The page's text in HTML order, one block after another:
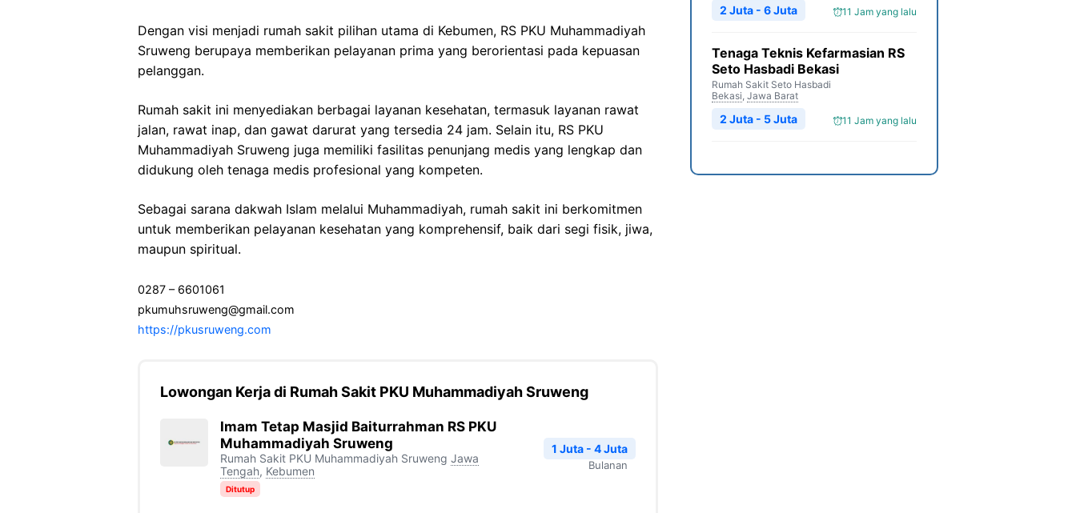
Dengan visi menjadi rumah sakit pilihan utama di Kebumen, RS PKU Muhammadiyah
Sruweng berupaya memberikan pelayanan prima yang berorientasi pada kepuasan
pelanggan.
Rumah sakit ini menyediakan berbagai layanan kesehatan, termasuk layanan rawat
jalan, rawat inap, dan gawat darurat yang tersedia 24 jam. Selain itu, RS PKU
Muhammadiyah Sruweng juga memiliki fasilitas penunjang medis yang lengkap dan
didukung oleh tenaga medis profesional yang kompeten.
Sebagai sarana dakwah Islam melalui Muhammadiyah, rumah sakit ini berkomitmen
untuk memberikan pelayanan kesehatan yang komprehensif, baik dari segi fisik, jiwa,
maupun spiritual.
0287 – 6601061
pkumuhsruweng@gmail.com
https://pkusruweng.com
Lowongan Kerja di Rumah Sakit PKU Muhammadiyah Sruweng
Imam Tetap Masjid Baiturrahman RS PKU
Muhammadiyah Sruweng
Rumah Sakit PKU Muhammadiyah Sruweng Jawa
Tengah, Kebumen
Ditutup
1 Juta - 4 Juta
Bulanan
11 Jam yang lalu
2 Juta - 6 Juta
Tenaga Teknis Kefarmasian RS
Seto Hasbadi Bekasi
Rumah Sakit Seto Hasbadi
Bekasi, Jawa Barat
11 Jam yang lalu
2 Juta - 5 Juta